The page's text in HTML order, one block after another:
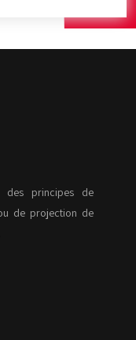
des principes de
de projection de